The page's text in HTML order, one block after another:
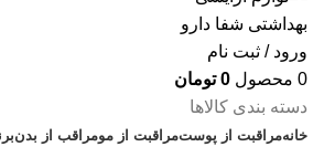
ورود / ثبت نام
0 محصول 0 تومان
دسته بندی کالاها
خانهمراقبت از پوستمراقبت از مومراقب از بدن